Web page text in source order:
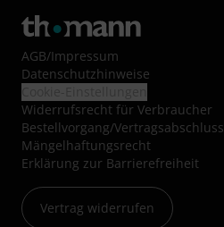
AGB/Impressum
Datenschutzhinweise
Widerrufsrecht für Verbraucher
Bestellvorgang/Vertragsabschluss
Mängelhaftungsrecht
Erklärung zur Barrierefreiheit
Vertrag widerrufen